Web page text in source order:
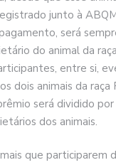
junto à
será
do animal da
entre si,
dois animais da raça
será dividido por
dos animais.
que participarem